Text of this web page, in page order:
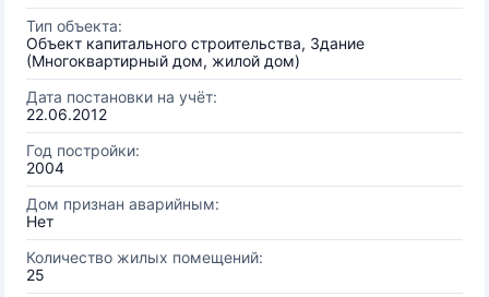
Тип объекта:
Объект капитального строительства, Здание
(Многоквартирный дом, жилой дом)
Дата постановки на учёт:
22.06.2012
Год постройки:
2004
Дом признан аварийным:
Нет
Количество жилых помещений:
25